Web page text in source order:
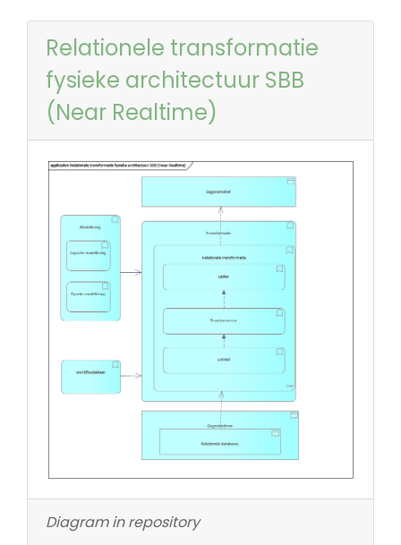
Relationele transformatie
fysieke architectuur SBB
(Near Realtime)
Diagram in repository